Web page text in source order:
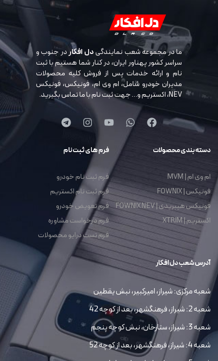
ما در مجموعه شعب نمایندگیدل افکاردر جنوب و
سراسر کشور پهناور ایران، در کنار شما هستیم با ثبت
نام و ارائه خدمات پس از فروش کلیه محصولات
مدیران خودرو شامل، ام وی ام، فونیکس، فونیکس
NEV، اکستریم و… جهت ثبت نام با ما تماس بگیرید.
دسته بندی محصولات
ام وی ام | MVM
فونیکس | FOWNIX
فونیکس هیبریدی | FOWNIX NEV
اکستریم | XTRIM
فرم های ثبت نام
فرم ثبت نام خودرو
فرم ثبت نام اکستریم
فرم تعویض خودرو
فرم درخواست مشاوره
فرم تست درایو محصولات
آدرس شعب دل افکار
شعبه مرکزی: شیراز، امیرکبیر، نبش یقطین
شعبه 2: شیراز، فرهنگشهر، بعد از کوچه 42
شعبه 3: شیراز، ستارخان، نبش کوچه پنجم
شعبه 4: شیراز، فرهنگشهر، بعد از کوچه 52